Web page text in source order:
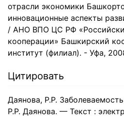
отрасли экономики
инновационные аспекты
/ АНО ВПО ЦС РФ
кооперации» Башкирский
институт (филиал). - Уфа,
Цитировать
Даянова, Р.Р.
Р.Р. Даянова. — Текст :